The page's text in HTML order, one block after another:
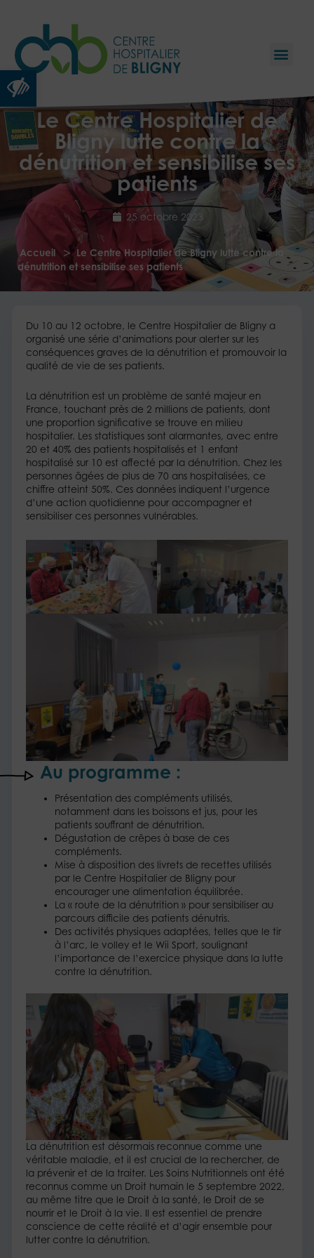
Ouvrir la barre d’outils
Le Centre Hospitalier de
Bligny lutte contre la
dénutrition et sensibilise ses
patients
25 octobre 2023
Accueil >
Le Centre Hospitalier de Bligny lutte contre la
dénutrition et sensibilise ses patients
Du 10 au 12 octobre, le Centre Hospitalier de Bligny a
organisé une série d’animations pour alerter sur les
conséquences graves de la dénutrition et promouvoir la
qualité de vie de ses patients.
La dénutrition est un problème de santé majeur en
France, touchant près de 2 millions de patients, dont
une proportion significative se trouve en milieu
hospitalier. Les statistiques sont alarmantes, avec entre
20 et 40% des patients hospitalisés et 1 enfant
hospitalisé sur 10 est affecté par la dénutrition. Chez les
personnes âgées de plus de 70 ans hospitalisées, ce
chiffre atteint 50%. Ces données indiquent l’urgence
d’une action quotidienne pour accompagner et
sensibiliser ces personnes vulnérables.
Au programme :
Présentation des compléments utilisés,
notamment dans les boissons et jus, pour les
patients souffrant de dénutrition.
Dégustation de crêpes à base de ces
compléments.
Mise à disposition des livrets de recettes utilisés
par le Centre Hospitalier de Bligny pour
encourager une alimentation équilibrée.
La « route de la dénutrition » pour sensibiliser au
parcours difficile des patients dénutris.
Des activités physiques adaptées, telles que le tir
à l’arc, le volley et le Wii Sport, soulignant
l’importance de l’exercice physique dans la lutte
contre la dénutrition.
La dénutrition est désormais reconnue comme une
véritable maladie, et il est crucial de la rechercher, de
la prévenir et de la traiter. Les Soins Nutritionnels ont été
reconnus comme un Droit humain le 5 septembre 2022,
au même titre que le Droit à la santé, le Droit de se
nourrir et le Droit à la vie. Il est essentiel de prendre
conscience de cette réalité et d’agir ensemble pour
lutter contre la dénutrition.